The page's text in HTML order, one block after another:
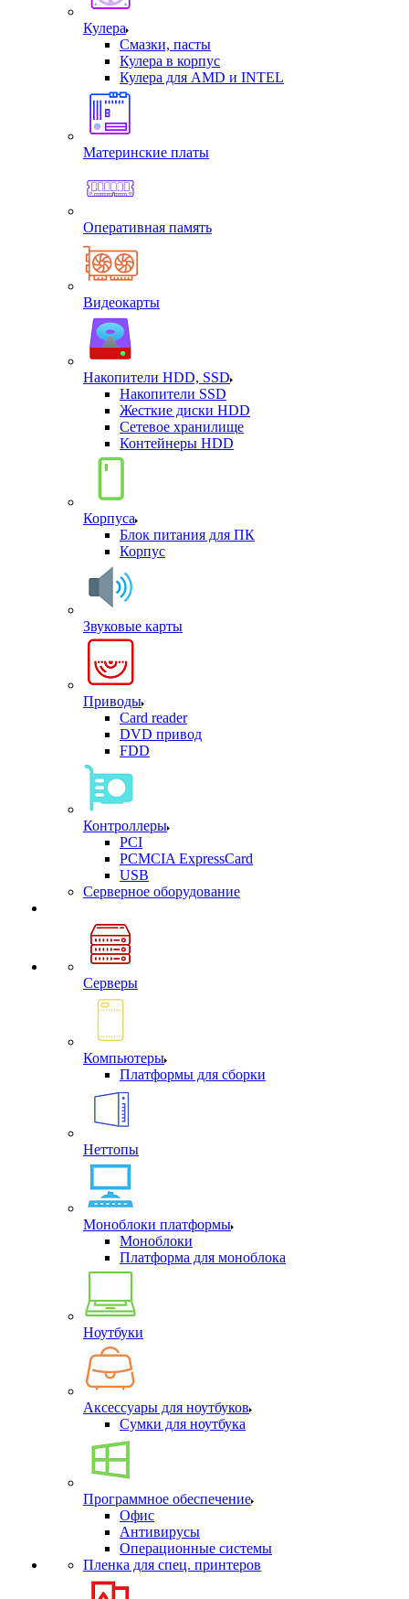
Кулера
Смазки, пасты
Кулера в корпус
Кулера для AMD и INTEL
Материнские платы
Оперативная память
Видеокарты
Накопители HDD, SSD
Накопители SSD
Жесткие диски HDD
Сетевое хранилище
Контейнеры HDD
Корпуса
Блок питания для ПК
Корпус
Звуковые карты
Приводы
Card reader
DVD привод
FDD
Контроллеры
PCI
PCMCIA ExpressCard
USB
Cерверное оборудование
Серверы
Компьютеры
Платформы для сборки
Неттопы
Моноблоки платформы
Моноблоки
Платформа для моноблока
Ноутбуки
Аксессуары для ноутбуков
Сумки для ноутбука
Программное обеспечение
Офис
Антивирусы
Операционные системы
Пленка для спец. принтеров